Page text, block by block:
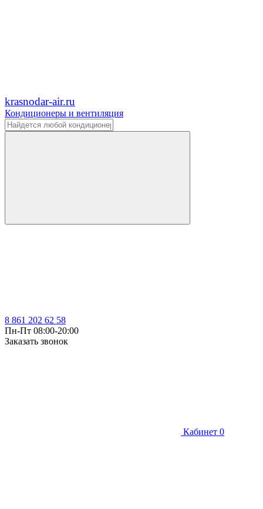
krasnodar-air.ru
Кондиционеры и вентиляция
8 861 202 62 58
Пн-Пт 08:00-20:00
Заказать звонок
Кабинет 0